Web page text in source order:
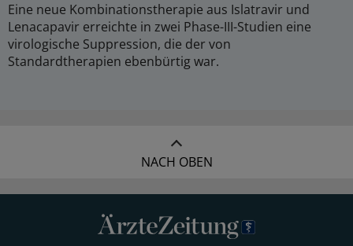
Eine neue Kombinationstherapie aus Islatravir und
Lenacapavir erreichte in zwei Phase-III-Studien eine
virologische Suppression, die der von
Standardtherapien ebenbürtig war.
NACH OBEN